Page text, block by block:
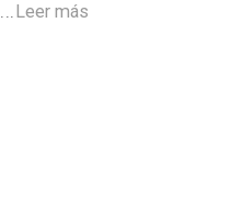
...Leer más